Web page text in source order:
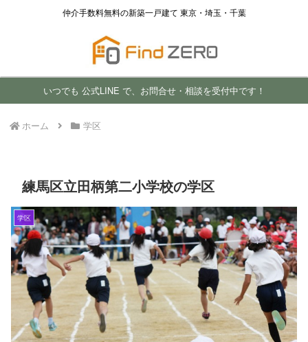
仲介手数料無料の新築一戸建て 東京・埼玉・千葉
いつでも 公式LINE で、お問合せ・相談を受付中です！
ホーム 学区
練馬区立田柄第二小学校の学区
学区